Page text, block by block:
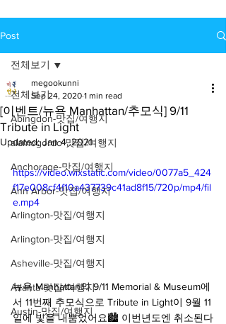
Post
전체보기
Abingdon-맛집/여행지
alamogordo-맛집/여행지
Anchorage-맛집/여행지
Ann Arbor-맛집/여행지
Arlington-맛집/여행지
Arlington-맛집/여행지
Asheville-맛집/여행지
Atlanta-맛집/여행지
Austin-맛집/여행지
전체보기
[이벤트/뉴욕 Manhattan/추모식] 9/11
Tribute in Light
megookunni
Sep 24, 2020 1 min read
Updated:Jan 4, 2021
https://video.wixstatic.com/video/0077a5_424
f17e008cf4f10a437739c41ad8f15/720p/mp4/fil
e.mp4
뉴욕 Manhattan의 9/11 Memorial & Museum에
서 11번째 추모식으로 Tribute in Light이 9월 11
일에 빛을 내뿜었어요🏙 이번년도엔 취소된다